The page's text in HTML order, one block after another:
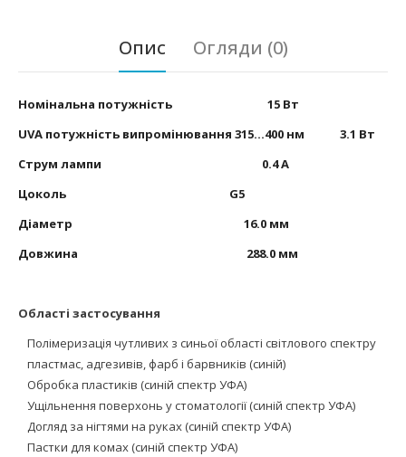
Опис Огляди (0)
Номінальна потужність 15 Вт
UVA потужність випромінювання 315...400 нм 3.1 Вт
Струм лампи 0.4 А
Цоколь G5
Діаметр 16.0 мм
Довжина 288.0 мм
Області застосування
Полімеризація чутливих з синьої області світлового спектру
пластмас, адгезивів, фарб і барвників (синій)
Обробка пластиків (синій спектр УФА)
Ущільнення поверхонь у стоматології (синій спектр УФА)
Догляд за нігтями на руках (синій спектр УФА)
Пастки для комах (синій спектр УФА)